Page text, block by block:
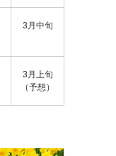
3月中旬
3月上旬
（予想）